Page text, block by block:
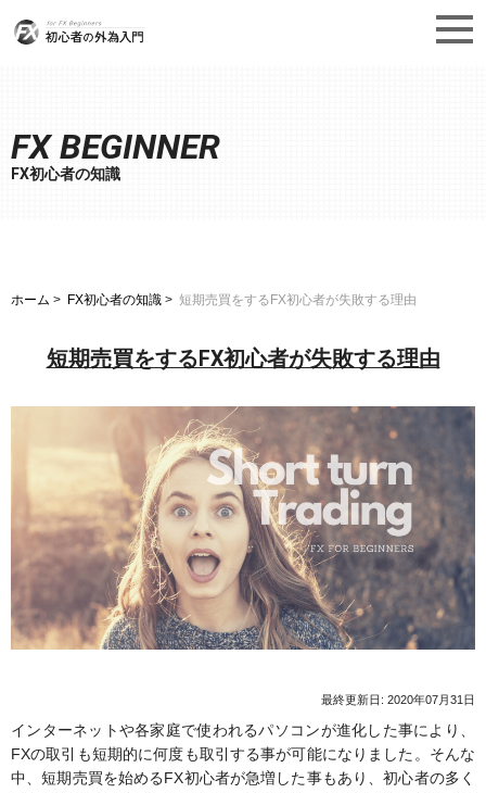
FX BEGINNER
FX初心者の知識
ホーム FX初心者の知識 短期売買をするFX初心者が失敗する理由
短期売買をするFX初心者が失敗する理由
最終更新日: 2020年07月31日
インターネットや各家庭で使われるパソコンが進化した事により、
FXの取引も短期的に何度も取引する事が可能になりました。そんな
中、短期売買を始めるFX初心者が急増した事もあり、初心者の多く